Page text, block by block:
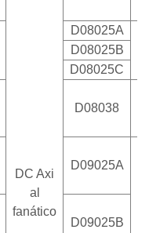
DC Axi
al
fanático
D08025A
D08025B
D08025C
D08038
D09025A
D09025B